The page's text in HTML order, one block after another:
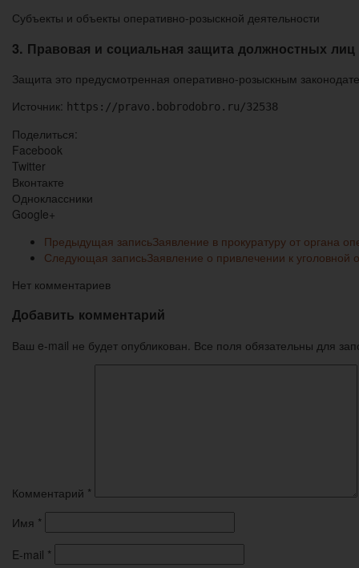
Субъекты и объекты оперативно-розыскной деятельности
3. Правовая и социальная защита должностных
Защита это предусмотренная оперативно-розыскным
Источник: https://pravo.bobrodobro.ru/32538
Поделиться:
Facebook
Twitter
Вконтакте
Одноклассники
Google+
Предыдущая записьЗаявление в прокуратуру от органа
Следующая записьЗаявление о привлечении к уголовной
Нет комментариев
Добавить комментарий
Ваш e-mail не будет опубликован. Все поля обязательны для
Комментарий *
Имя *
E-mail *